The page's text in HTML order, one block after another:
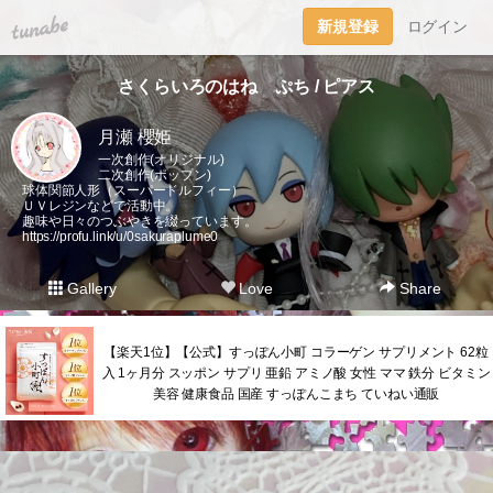
tuna.be 新規登録 ログイン
さくらいろのはね ぷち / ピアス
月瀬 櫻姫
一次創作(オリジナル)
二次創作(ポップン)
球体関節人形（スーパードルフィー）
ＵＶレジンなどで活動中。
趣味や日々のつぶやきを綴っています。
https://profu.link/u/0sakuraplume0
Gallery Love Share
【楽天1位】【公式】すっぽん小町 コラーゲン サプリメント 62粒
入 1ヶ月分 スッポン サプリ 亜鉛 アミノ酸 女性 ママ 鉄分 ビタミン
美容 健康食品 国産 すっぽんこまち ていねい通販